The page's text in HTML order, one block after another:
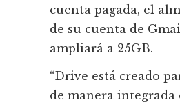
cuenta pagada, el
de su cuenta de
ampliará a 25GB.
“Drive está creado
de manera integrada